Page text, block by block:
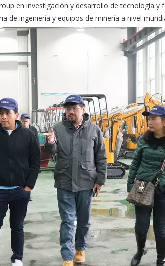
en investigación y desarrollo de tecnología
de ingeniería y equipos de minería a nivel